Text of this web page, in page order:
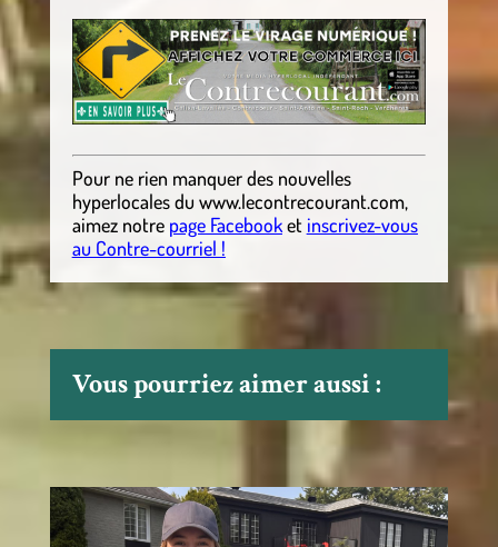
Pour ne rien manquer des nouvelles
hyperlocalesdu www.lecontrecourant.com,
aimez notre page Facebooket inscrivez-vous
au Contre-courriel !
Vous pourriez aimer aussi :